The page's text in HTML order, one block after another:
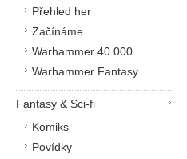
Přehled her
Začínáme
Warhammer 40.000
Warhammer Fantasy
Fantasy & Sci-fi
Komiks
Povídky